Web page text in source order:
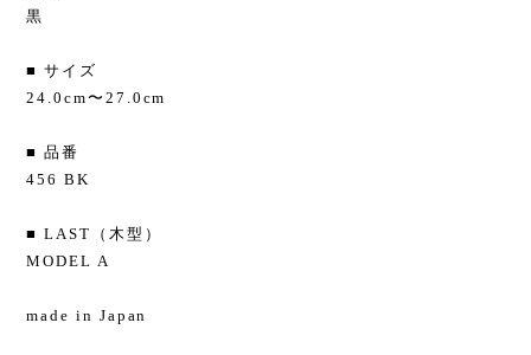
黒
■ サイズ
24.0cm〜27.0cm
■ 品番
456 BK
■ LAST（木型）
MODEL A
made in Japan